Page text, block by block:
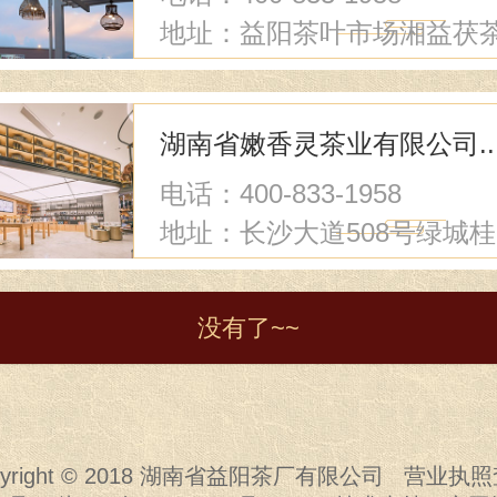
地址：益阳茶叶市场湘益茯
店
湖南省嫩香灵茶业有限公司..
电话：400-833-1958
地址：长沙大道508号绿城桂
花城F8栋102号
没有了~~
© 2018 湖南省益阳茶厂有限公司 营业执